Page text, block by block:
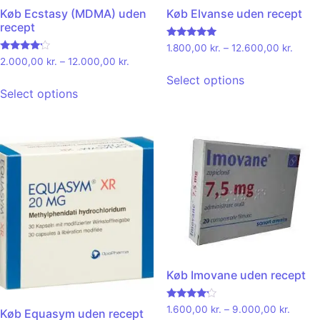
Køb Ecstasy (MDMA) uden
recept
Rated
4.00
2.000,00 kr. – 12.000,00 kr.
Select options
Køb Elvanse uden recept
Rated
4.92
1.800,00 kr. – 12.600,00 kr.
Select options
Køb Equasym uden recept
Køb Imovane uden recept
Rated
4.00
1.600,00 kr. – 9.000,00 kr.